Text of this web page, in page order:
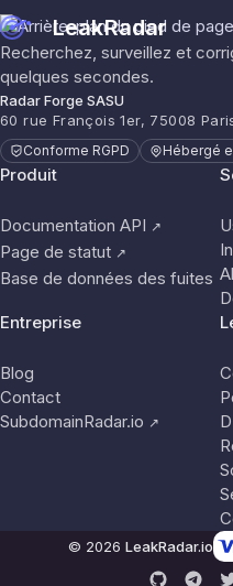
LeakRadar
Recherchez, surveillez et
quelques secondes.
Radar Forge SASU
60 rue François 1er, 75008
Conforme RGPD Hébergé
Produit
Documentation API ↗
Page de statut ↗
Base de données des fuites
Entreprise
Blog
Contact
SubdomainRadar.io ↗
© 2026 LeakRadar.io